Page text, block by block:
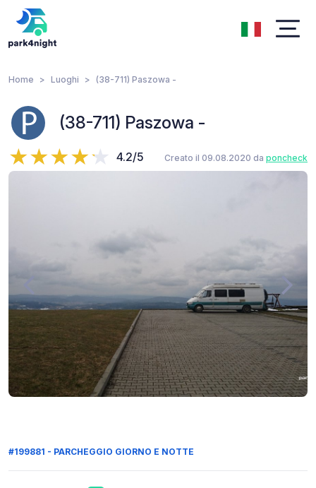
Home Luoghi (38-711) Paszowa -
(38-711) Paszowa -
4.2/5 Creato il 09.08.2020 da poncheck
#199881 - PARCHEGGIO GIORNO E NOTTE